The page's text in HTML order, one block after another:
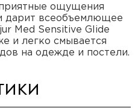
ощущения
дарит всеобъемлющее
Med Sensitive Glide
и легко смывается
на одежде и постели.